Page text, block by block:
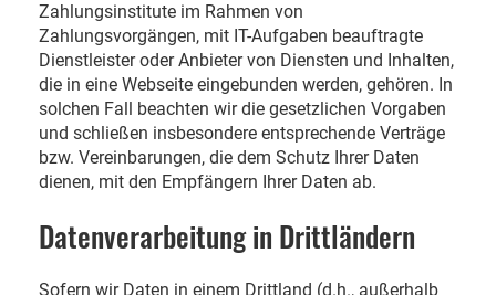
Zahlungsinstitute im Rahmen von
Zahlungsvorgängen, mit IT-Aufgaben beauftragte
Dienstleister oder Anbieter von Diensten und Inhalten,
die in eine Webseite eingebunden werden, gehören. In
solchen Fall beachten wir die gesetzlichen Vorgaben
und schließen insbesondere entsprechende Verträge
bzw. Vereinbarungen, die dem Schutz Ihrer Daten
dienen, mit den Empfängern Ihrer Daten ab.
Datenverarbeitung in Drittländern
Sofern wir Daten in einem Drittland (d.h., außerhalb